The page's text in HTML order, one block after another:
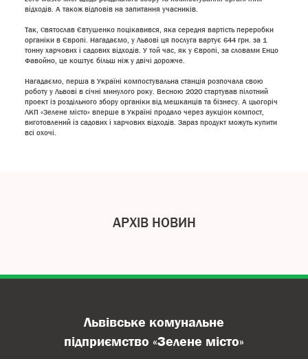
відходів. А також відповів на запитання учасників.
Так, Святослав Євтушенко поцікавився, яка середня вартість переробки
органіки в Європі. Нагадаємо, у Львові ця послуга вартує 644 грн. за 1
тонну харчових і садових відходів. У той час, як у Європі, за словами Енцо
Фавойно, це коштує більш ніж у двічі дорожче.
Нагадаємо, перша в Україні компостувальна станція розпочала свою
роботу у Львові в січні минулого року. Весною 2020 стартував пілотний
проект із роздільного збору органіки від мешканців та бізнесу. А цьогоріч
ЛКП «Зелене місто» вперше в Україні продало через аукціон компост,
виготовлений із садових і харчових відходів. Зараз продукт можуть купити
всі охочі.
АРХІВ НОВИН
Львівське комунальне
підприємство «Зелене місто»